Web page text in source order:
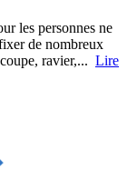
les personnes ne
de nombreux
ravier,... Lire